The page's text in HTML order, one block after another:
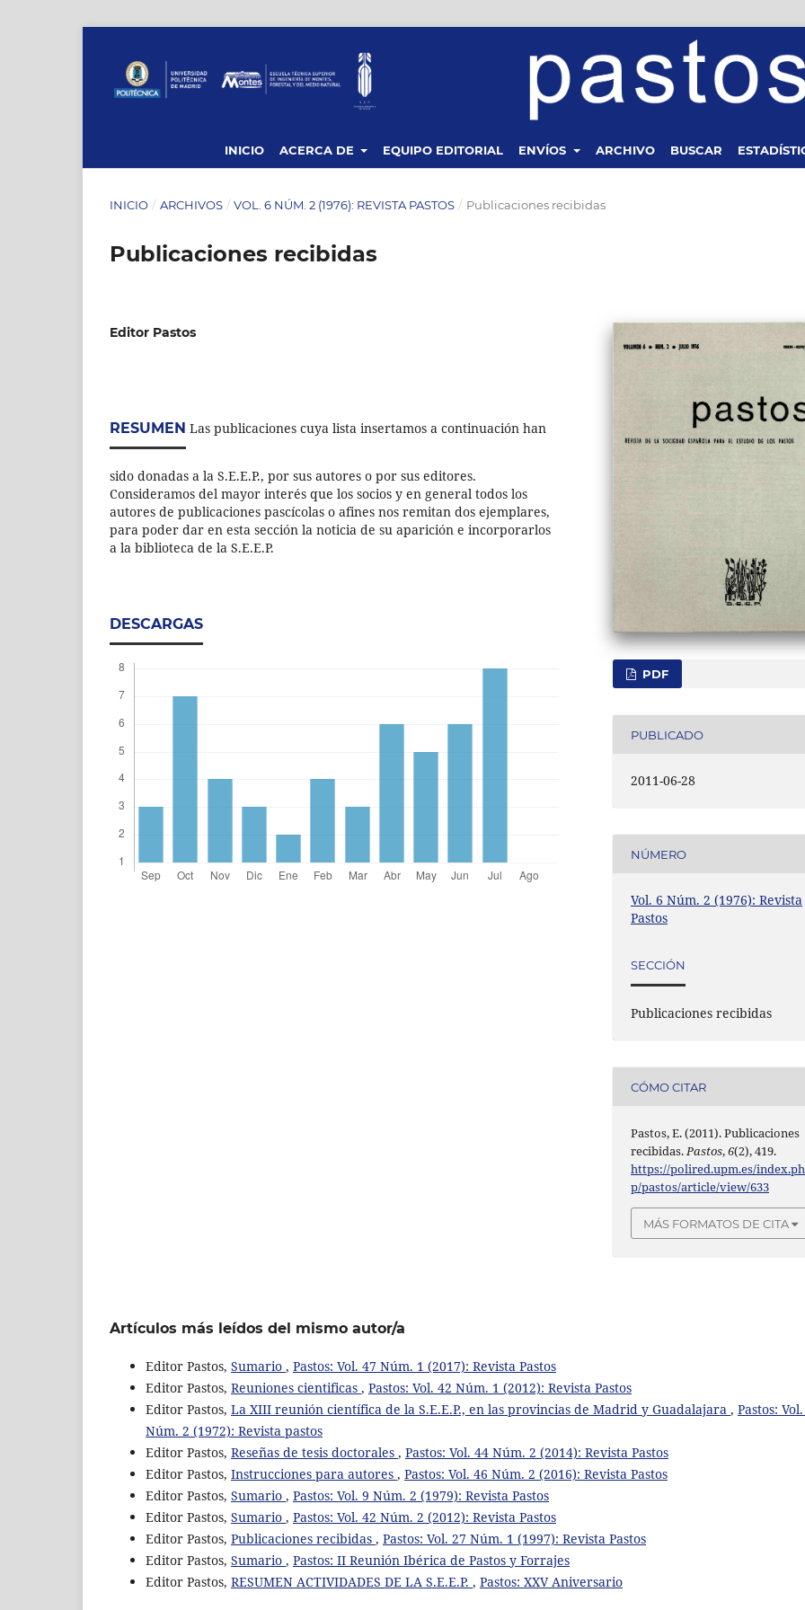
INICIO ACERCA DE EQUIPO EDITORIAL ENVÍOS ARCHIVO BUSCAR
INICIO / ARCHIVOS / VOL. 6 NÚM. 2 (1976): REVISTA PASTOS / Publicaciones recibidas
Publicaciones recibidas
Editor Pastos
RESUMEN Las publicaciones cuya lista insertamos a continuación han
sido donadas a la S.E.E.P., por sus autores o por sus editores.
Consideramos del mayor interés que los socios y en general todos los
autores de publicaciones pascícolas o afines nos remitan dos ejemplares,
para poder dar en esta sección la noticia de su aparición e incorporarlos
a la biblioteca de la S.E.E.P.
DESCARGAS
PDF
PUBLICADO
2011-06-28
NÚMERO
Vol. 6 Núm. 2 (1976): Revista
Pastos
SECCIÓN
Publicaciones recibidas
CÓMO CITAR
Pastos, E. (2011). Publicaciones
recibidas.Pastos,6(2), 419.
https://polired.upm.es/index.ph
p/pastos/article/view/633
MÁS FORMATOS DE CITA
Artículos más leídos del mismo autor/a
Editor Pastos, Sumario , Pastos: Vol. 47 Núm. 1 (2017): Revista Pastos
Editor Pastos, Reuniones cientificas , Pastos: Vol. 42 Núm. 1 (2012): Revista Pastos
Editor Pastos, La XIII reunión científica de la S.E.E.P., en las provincias de Madrid y Guadalajara , Pastos:
Núm. 2 (1972): Revista pastos
Editor Pastos, Reseñas de tesis doctorales , Pastos: Vol. 44 Núm. 2 (2014): Revista Pastos
Editor Pastos, Instrucciones para autores , Pastos: Vol. 46 Núm. 2 (2016): Revista Pastos
Editor Pastos, Sumario , Pastos: Vol. 9 Núm. 2 (1979): Revista Pastos
Editor Pastos, Sumario , Pastos: Vol. 42 Núm. 2 (2012): Revista Pastos
Editor Pastos, Publicaciones recibidas , Pastos: Vol. 27 Núm. 1 (1997): Revista Pastos
Editor Pastos, Sumario , Pastos: II Reunión Ibérica de Pastos y Forrajes
Editor Pastos, RESUMEN ACTIVIDADES DE LA S.E.E.P. , Pastos: XXV Aniversario